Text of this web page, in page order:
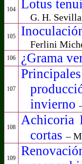
104 Lotus
G. H.
105
Ferlini
106 ¿Grama
107
invierno
108
Achicoria
cortas–
109